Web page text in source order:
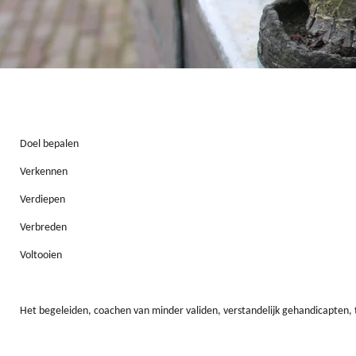
Doel bepalen
Verkennen
Verdiepen
Verbreden
Voltooien
Het begeleiden, coachen van minder validen, verstandelijk